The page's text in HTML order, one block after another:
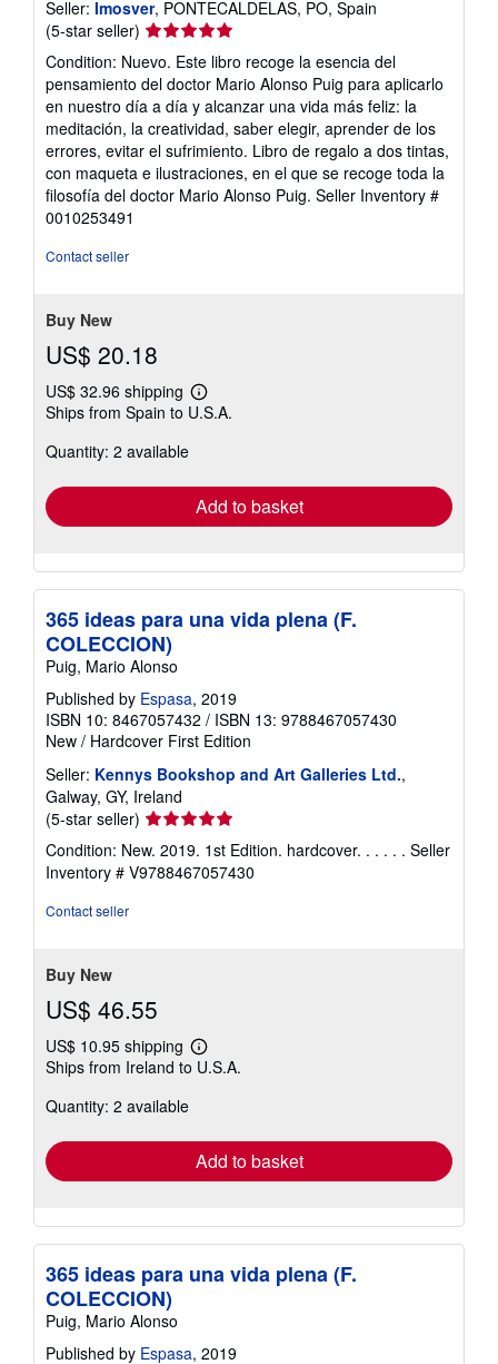
Seller: Imosver, PONTECALDELAS, PO, Spain
(5-star seller) Seller
rating
5
out
of
5
stars
Condition: Nuevo. Este libro recoge la esencia del
pensamiento del doctor Mario Alonso Puig para aplicarlo
en nuestro día a día y alcanzar una vida más feliz: la
meditación, la creatividad, saber elegir, aprender de los
errores, evitar el sufrimiento. Libro de regalo a dos tintas,
con maqueta e ilustraciones, en el que se recoge toda la
filosofía del doctor Mario Alonso Puig. Seller Inventory #
0010253491
Contact seller
Buy New
US$ 20.18
US$ 32.96 shipping
Learn
more
Ships from Spain to U.S.A.
Quantity: 2 available
Add to basket
365 ideas para una vida plena (F.
COLECCION)
Puig, Mario Alonso
Published by Espasa, 2019
ISBN 10: 8467057432 / ISBN 13: 9788467057430
New / Hardcover First Edition
Seller: Kennys Bookshop and Art Galleries Ltd.,
Galway, GY, Ireland
(5-star seller) Seller
5
out
Condition: New. 2019. 1st Edition. hardcover. . . . . . Seller
Inventory # V9788467057430
Contact seller
Buy New
US$ 46.55
US$ 10.95 shipping
Learn
more
Ships from Ireland to U.S.A.
Quantity: 2 available
Add to basket
365 ideas para una vida plena (F.
COLECCION)
Puig, Mario Alonso
Published by Espasa, 2019